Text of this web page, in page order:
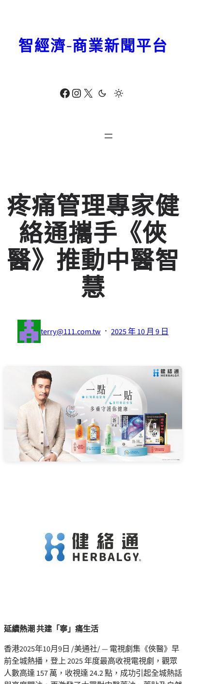
Facebook Instagram X
智經濟-商業新聞平台
疼痛管理專家健
絡通攜手《俠
醫》推動中醫智
慧
terry@111.com.tw · 2025 年 10 月 9 日
延續熱潮 共建「寧」痛生活
香港2025年10月9日 /美通社/ — 電視劇集《俠醫》早
前全城熱播，登上 2025 年度最高收視電視劇，觀眾
人數高達 157 萬，收視達 24.2 點，成功引起全城熱話